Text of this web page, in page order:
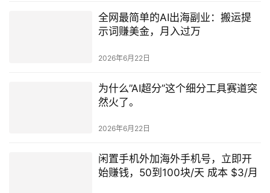
全网最简单的AI出海副业：搬运提
示词赚美金，月入过万
2026年6月22日
为什么”AI超分”这个细分工具赛道突
然火了。
2026年6月22日
闲置手机外加海外手机号，立即开
始赚钱，50到100块/天 成本 $3/月